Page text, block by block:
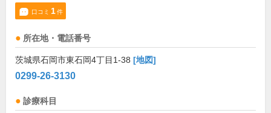
口コミ 1件
所在地・電話番号
茨城県石岡市東石岡4丁目1-38 [地図]
0299-26-3130
診療科目